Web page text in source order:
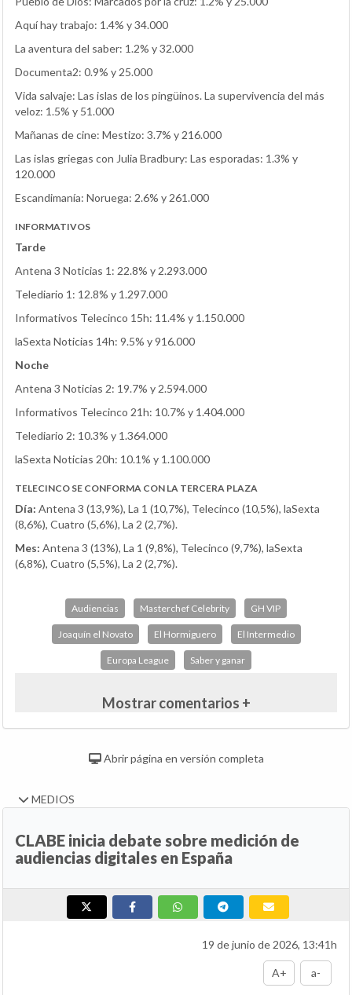
Aquí hay trabajo: 1.4% y 34.000
La aventura del saber: 1.2% y 32.000
Documenta2: 0.9% y 25.000
Vida salvaje: Las islas de los pingüinos. La supervivencia del más
veloz: 1.5% y 51.000
Mañanas de cine: Mestizo: 3.7% y 216.000
Las islas griegas con Julia Bradbury: Las esporadas: 1.3% y
120.000
Escandimanía: Noruega: 2.6% y 261.000
INFORMATIVOS
Tarde
Antena 3 Noticias 1: 22.8% y 2.293.000
Telediario 1: 12.8% y 1.297.000
Informativos Telecinco 15h: 11.4% y 1.150.000
laSexta Noticias 14h: 9.5% y 916.000
Noche
Antena 3 Noticias 2: 19.7% y 2.594.000
Informativos Telecinco 21h: 10.7% y 1.404.000
Telediario 2: 10.3% y 1.364.000
laSexta Noticias 20h: 10.1% y 1.100.000
TELECINCO SE CONFORMA CON LA TERCERA PLAZA
Día: Antena 3 (13,9%), La 1 (10,7%), Telecinco (10,5%), laSexta
(8,6%), Cuatro (5,6%), La 2 (2,7%).
Mes: Antena 3 (13%), La 1 (9,8%), Telecinco (9,7%), laSexta
(6,8%), Cuatro (5,5%), La 2 (2,7%).
Audiencias Masterchef Celebrity GH VIP
Joaquín el Novato El Hormiguero El Intermedio
Europa League Saber y ganar
Mostrar comentarios +
Abrir página en versión completa
MEDIOS
CLABE inicia debate sobre medición de
audiencias digitales en España
19 de junio de 2026, 13:41h
A+ a-